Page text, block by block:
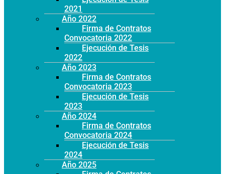
2021
Año 2022
Firma de Contratos
Convocatoria 2022
Ejecución de Tesis
2022
Año 2023
Firma de Contratos
Convocatoria 2023
Ejecución de Tesis
2023
Año 2024
Firma de Contratos
Convocatoria 2024
Ejecución de Tesis
2024
Año 2025